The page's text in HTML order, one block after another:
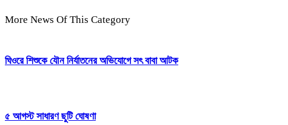
More News Of This Category
ঘিওরে শিশুকে যৌন নির্যাতনের অভিযোগে সৎ বাবা আটক
৫ আগস্ট সাধারণ ছুটি ঘোষণা